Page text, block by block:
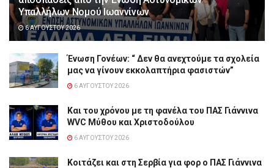
Υπαλλήλων Νομού Ιωαννίνων
6 ΑΥΓΟΎΣΤΟΥ 2026
Ένωση Γονέων: “ Δεν θα ανεχτούμε τα σχολεία
μας να γίνουν εκκολαπτήρια φασιστών”
6 ΑΥΓΟΎΣΤΟΥ 2026
Και του χρόνου με τη φανέλα του ΠΑΣ Γιάννινα
WVC Μύθου και Χριστοδούλου
6 ΑΥΓΟΎΣΤΟΥ 2026
Κοιτάζει και στη Σερβία για φορ ο ΠΑΣ Γιάννινα